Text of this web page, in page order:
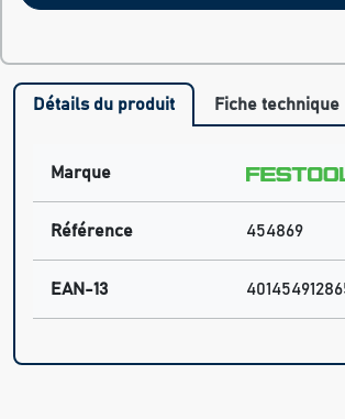
Détails du produit Fiche technique
Marque
Référence 454869
EAN-13